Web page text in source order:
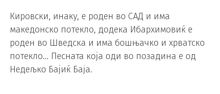
Кировски, инаку, е роден во САД и има
македонско потекло, додека Ибархимовиќ е
роден во Шведска и има бошњачко и хрватско
потекло… Песната која оди во позадина е од
Недељко Бајиќ Баја.